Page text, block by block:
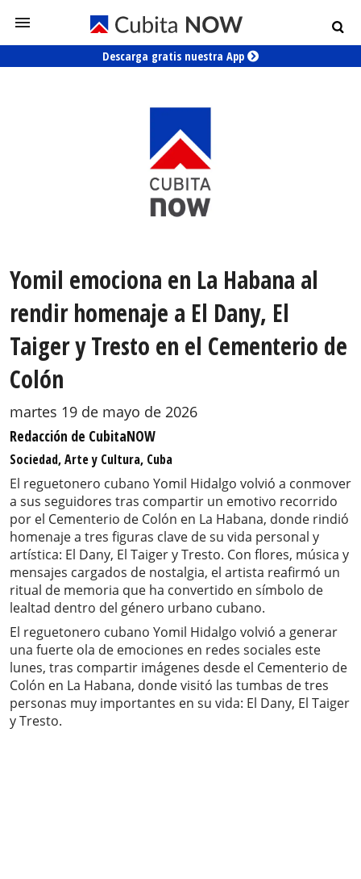
Descarga gratis nuestra App
Yomil emociona en La Habana al
rendir homenaje a El Dany, El
Taiger y Tresto en el Cementerio de
Colón
martes 19 de mayo de 2026
Redacción de CubitaNOW
Sociedad, Arte y Cultura, Cuba
El reguetonero cubano Yomil Hidalgo volvió a conmover
a sus seguidores tras compartir un emotivo recorrido
por el Cementerio de Colón en La Habana, donde rindió
homenaje a tres figuras clave de su vida personal y
artística: El Dany, El Taiger y Tresto. Con flores, música y
mensajes cargados de nostalgia, el artista reafirmó un
ritual de memoria que ha convertido en símbolo de
lealtad dentro del género urbano cubano.
El reguetonero cubano Yomil Hidalgo volvió a generar
una fuerte ola de emociones en redes sociales este
lunes, tras compartir imágenes desde el Cementerio de
Colón en La Habana, donde visitó las tumbas de tres
personas muy importantes en su vida: El Dany, El Taiger
y Tresto.